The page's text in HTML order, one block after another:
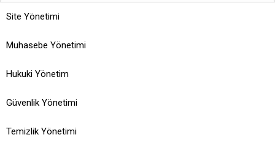
Site Yönetimi
Muhasebe Yönetimi
Hukuki Yönetim
Güvenlik Yönetimi
Temizlik Yönetimi